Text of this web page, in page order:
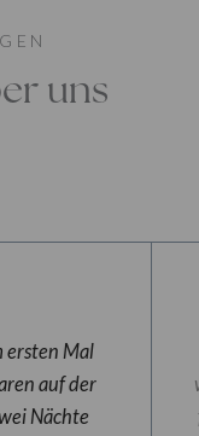
uns
ersten Mal
auf der
Nächte